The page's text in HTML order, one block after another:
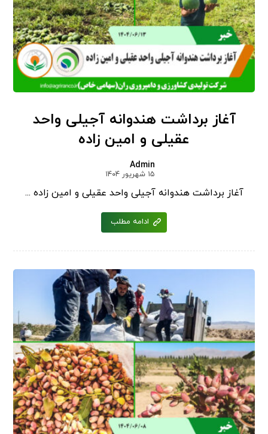
آغاز برداشت هندوانه آجیلی واحد
عقیلی و امین زاده
Admin
۱۵ شهریور ۱۴۰۴
آغاز برداشت هندوانه آجیلی واحد عقیلی و امین زاده ...
ادامه مطلب